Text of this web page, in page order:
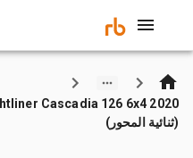
(ثنائية المحور)